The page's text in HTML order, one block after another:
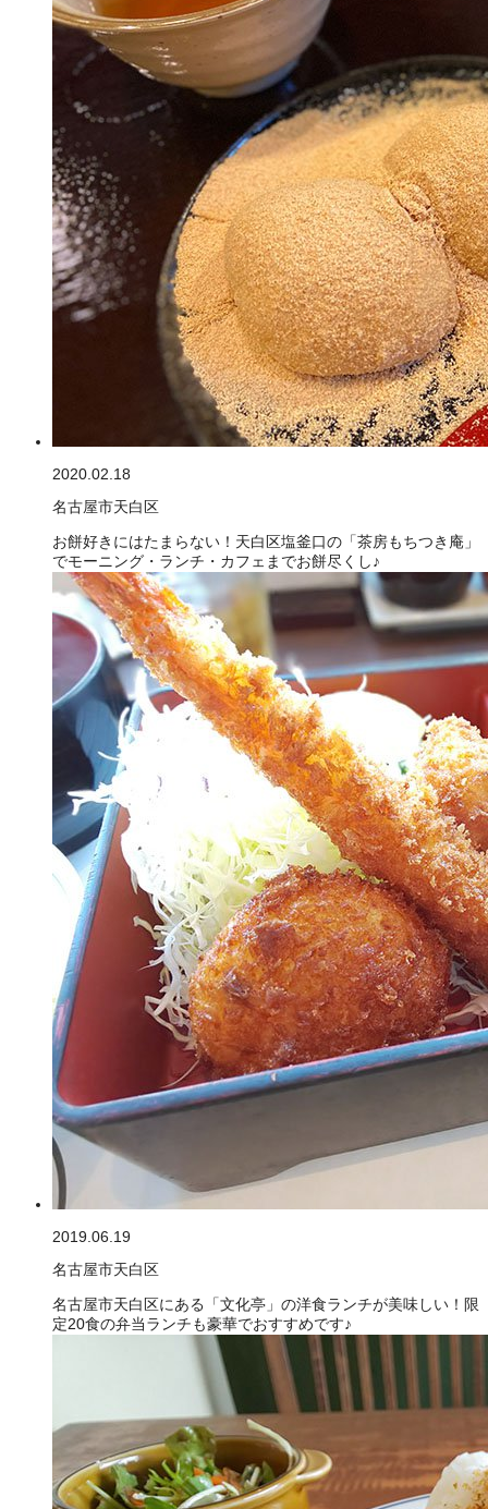
2020.02.18
名古屋市天白区
お餅好きにはたまらない！天白区塩釜口の「茶房もちつき庵」
でモーニング・ランチ・カフェまでお餅尽くし♪
2019.06.19
名古屋市天白区
名古屋市天白区にある「文化亭」の洋食ランチが美味しい！限
定20食の弁当ランチも豪華でおすすめです♪